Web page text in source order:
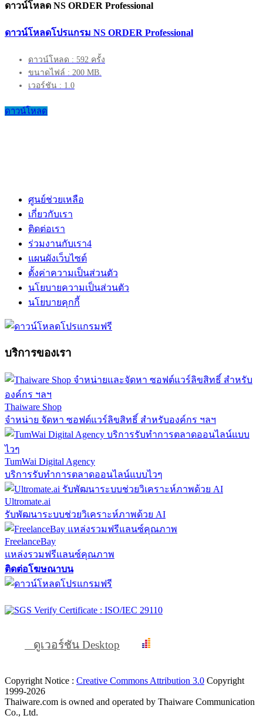
ดาวน์โหลด NS ORDER Professional
ดาวน์โหลดโปรแกรม NS ORDER Professional
ดาวน์โหลด : 592 ครั้ง
ขนาดไฟล์ : 200 MB.
เวอร์ชัน : 1.0
ดาวน์โหลด
ศูนย์ช่วยเหลือ
เกี่ยวกับเรา
ติดต่อเรา
ร่วมงานกับเรา4
แผนผังเว็บไซต์
ตั้งค่าความเป็นส่วนตัว
นโยบายความเป็นส่วนตัว
นโยบายคุกกี้
บริการของเรา
Thaiware Shop
จำหน่าย จัดหา ซอฟต์แวร์ลิขสิทธิ์ สำหรับองค์กร ฯลฯ
TumWai Digital Agency
บริการรับทำการตลาดออนไลน์แบบไวๆ
Ultromate.ai
รับพัฒนาระบบช่วยวิเคราะห์ภาพด้วย AI
FreelanceBay
แหล่งรวมฟรีแลนซ์คุณภาพ
ติดต่อโฆษณาบน
ดูเวอร์ชัน Desktop
Copyright Notice : Creative Commons Attribution 3.0 Copyright
1999-2026
Thaiware.com is owned and operated by Thaiware Communication
Co., Ltd.